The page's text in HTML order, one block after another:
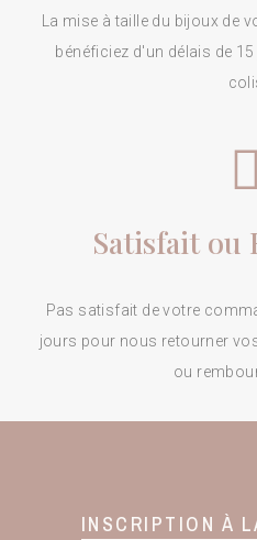
La mise à taille du bijoux de
bénéficiez d'un délais de
Satisfait ou
Pas satisfait de votre
jours pour nous retourner
ou
INSCRIPTION À